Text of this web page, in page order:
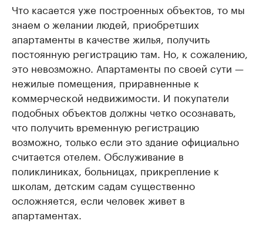
Что касается уже построенных объектов, то мы
знаем о желании людей, приобретших
апартаменты в качестве жилья, получить
постоянную регистрацию там. Но, к сожалению,
это невозможно. Апартаменты по своей сути —
нежилые помещения, приравненные к
коммерческой недвижимости. И покупатели
подобных объектов должны четко осознавать,
что получить временную регистрацию
возможно, только если это здание официально
считается отелем. Обслуживание в
поликлиниках, больницах, прикрепление к
школам, детским садам существенно
осложняется, если человек живет в
апартаментах.